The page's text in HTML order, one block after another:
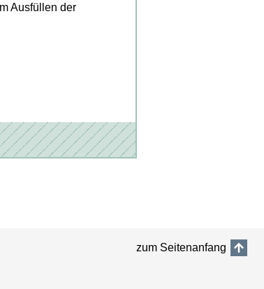
Ausfüllen der
zum Seitenanfang